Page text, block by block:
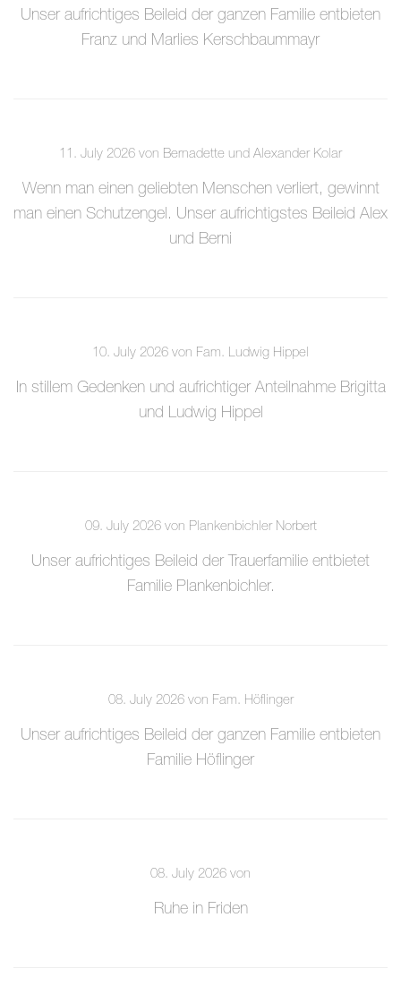
Unser aufrichtiges Beileid der ganzen Familie entbieten
Franz und Marlies Kerschbaummayr
11. July 2026 von Bernadette und Alexander Kolar
Wenn man einen geliebten Menschen verliert, gewinnt
man einen Schutzengel. Unser aufrichtigstes Beileid Alex
und Berni
10. July 2026 von Fam. Ludwig Hippel
In stillem Gedenken und aufrichtiger Anteilnahme Brigitta
und Ludwig Hippel
09. July 2026 von Plankenbichler Norbert
Unser aufrichtiges Beileid der Trauerfamilie entbietet
Familie Plankenbichler.
08. July 2026 von Fam. Höflinger
Unser aufrichtiges Beileid der ganzen Familie entbieten
Familie Höflinger
08. July 2026 von
Ruhe in Friden